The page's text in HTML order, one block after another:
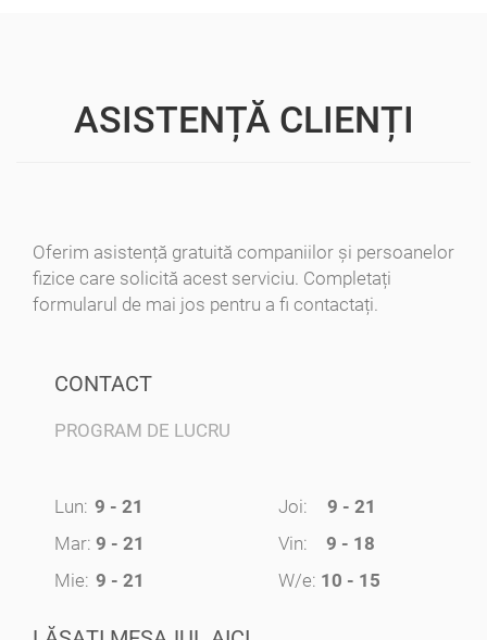
ASISTENȚĂ CLIENȚI
Oferim asistență gratuită companiilor și persoanelor
fizice care solicită acest serviciu. Completați
formularul de mai jos pentru a fi contactați.
CONTACT
PROGRAM DE LUCRU
Lun: 9 - 21
Mar: 9 - 21
Mie: 9 - 21
Joi:
9 - 21
Vin:
9 - 18
W/e: 10 - 15